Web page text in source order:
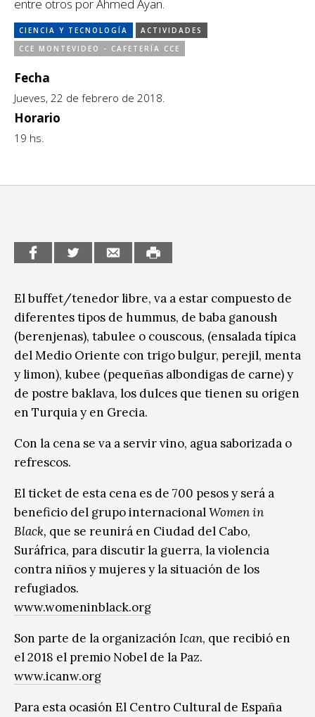
CCE en el interior/libros
Espacio itinerante de lectura infantil
Escénicas
Exposiciones
Género y Diversidad
Infantil y Juvenil
Medio Ambiente
Sin categoría
entre otros por Ahmed Ayan.
CIENCIA Y TECNOLOGÍA
ACTIVIDADES
CCE MONTEVIDEO - CAFETERÍA CCE
Fecha
Jueves, 22 de febrero de 2018.
Horario
19 hs.
El buffet/tenedor libre, va a estar compuesto de
diferentes tipos de hummus, de baba ganoush
(berenjenas), tabulee o couscous, (ensalada típica
del Medio Oriente con trigo bulgur, perejil, menta
y limon), kubee (pequeñas albondigas de carne) y
de postre baklava, los dulces que tienen su origen
en Turquia y en Grecia.
Con la cena se va a servir vino, agua saborizada o
refrescos.
El ticket de esta cena es de 700 pesos y será a
beneficio del grupo internacionalWomen in
Black, que se reunirá en Ciudad del Cabo,
Suráfrica, para discutir la guerra, la violencia
contra niños y mujeres y la situación de los
refugiados.
www.womeninblack.org
Son parte de la organización Ican, que recibió en
el 2018 el premio Nobel de la Paz.
www.icanw.org
Para esta ocasión El Centro Cultural de España